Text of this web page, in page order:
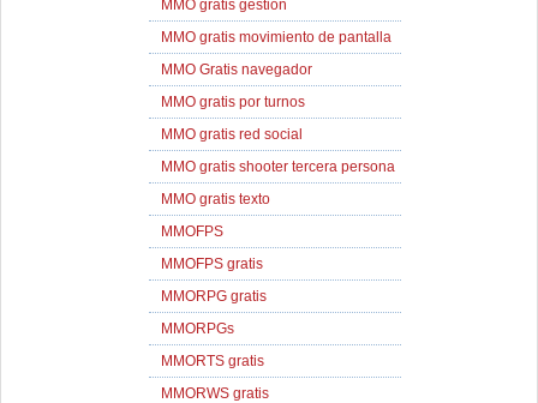
MMO gratis gestión
MMO gratis movimiento de pantalla
MMO Gratis navegador
MMO gratis por turnos
MMO gratis red social
MMO gratis shooter tercera persona
MMO gratis texto
MMOFPS
MMOFPS gratis
MMORPG gratis
MMORPGs
MMORTS gratis
MMORWS gratis